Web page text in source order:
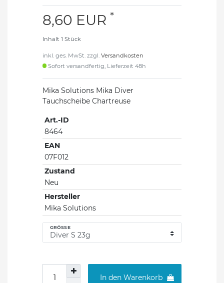
8,60 EUR *
Inhalt 1 Stück
inkl. ges. MwSt. zzgl. Versandkosten
Sofort versandfertig, Lieferzeit 48h
Mika Solutions Mika Diver
Tauchscheibe Chartreuse
Art.-ID
8464
EAN
07F012
Zustand
Neu
Hersteller
Mika Solutions
GRÖSSE
In den Warenkorb